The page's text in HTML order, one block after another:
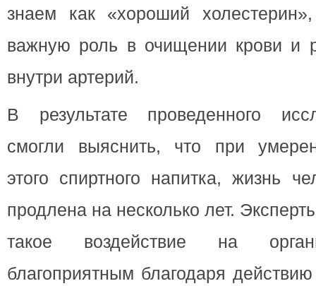
знаем как «хороший
важную роль в очищении крови и
внутри артерий.
В результате проведенного
смогли выяснить, что при
этого спиртного напитка, жизнь
продлена на несколько лет.
такое воздействие на
благоприятным благодаря